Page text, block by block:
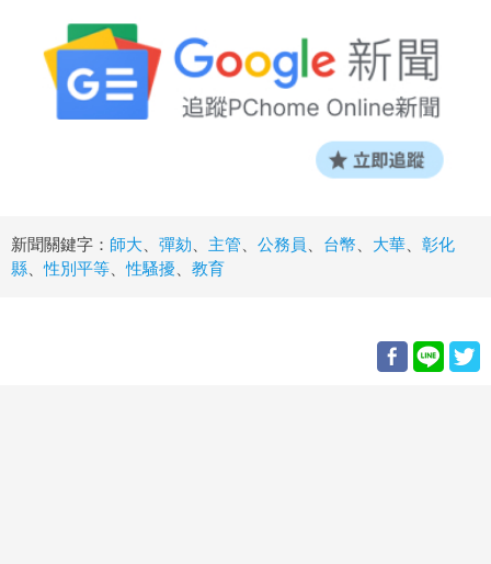
新聞關鍵字： 師大 彈劾 主管 公務員 台幣 大華
彰化
縣 、性別平等 、性騷擾 教育